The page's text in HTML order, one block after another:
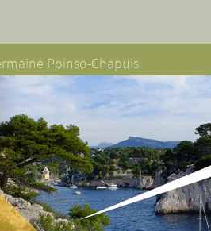
Poinso-Chapuis